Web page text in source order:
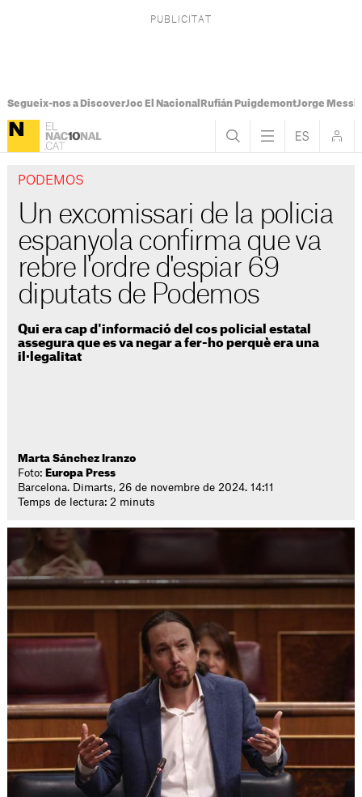
Segueix-nos a DiscoverJoc El Nacional Rufián PuigdemontJorge Messi
PODEMOS
Un excomissari de la policia
espanyola confirma que va
rebre l'ordre d'espiar 69
diputats de Podemos
Qui era cap d'informació del cos policial estatal
assegura que es va negar a fer-ho perquè era una
il·legalitat
Marta Sánchez Iranzo
Foto: Europa Press
Barcelona. Dimarts, 26 de novembre de 2024. 14:11
Temps de lectura: 2 minuts